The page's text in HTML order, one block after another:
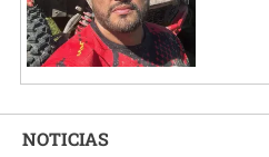
NOTICIAS